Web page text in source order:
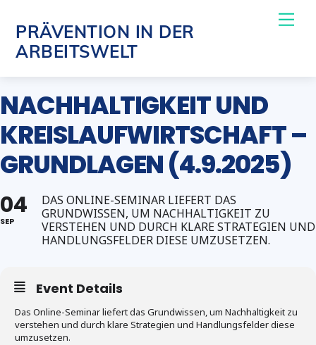
content
PRÄVENTION IN DER
ARBEITSWELT
NACHHALTIGKEIT UND
KREISLAUFWIRTSCHAFT –
GRUNDLAGEN (4.9.2025)
04
SEP
DAS ONLINE-SEMINAR LIEFERT DAS
GRUNDWISSEN, UM NACHHALTIGKEIT ZU
VERSTEHEN UND DURCH KLARE STRATEGIEN UND
HANDLUNGSFELDER DIESE UMZUSETZEN.
Event Details
Das Online-Seminar liefert das Grundwissen, um Nachhaltigkeit zu
verstehen und durch klare Strategien und Handlungsfelder diese
umzusetzen.